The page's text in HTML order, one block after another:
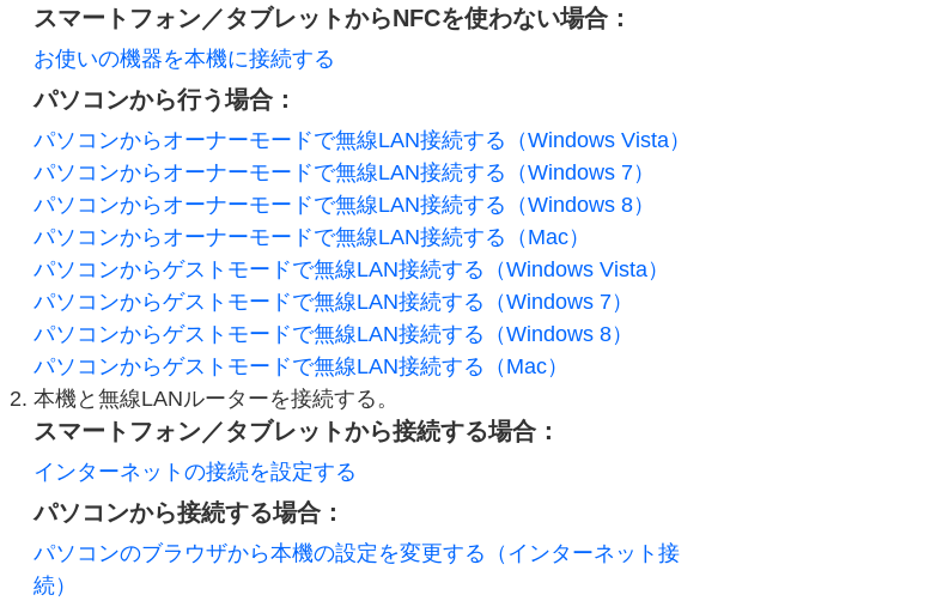
スマートフォン／タブレットからNFCを使わない場合：
お使いの機器を本機に接続する
パソコンから行う場合：
パソコンからオーナーモードで無線LAN接続する（Windows Vista）
パソコンからオーナーモードで無線LAN接続する（Windows 7）
パソコンからオーナーモードで無線LAN接続する（Windows 8）
パソコンからオーナーモードで無線LAN接続する（Mac）
パソコンからゲストモードで無線LAN接続する（Windows Vista）
パソコンからゲストモードで無線LAN接続する（Windows 7）
パソコンからゲストモードで無線LAN接続する（Windows 8）
パソコンからゲストモードで無線LAN接続する（Mac）
本機と無線LANルーターを接続する。
スマートフォン／タブレットから接続する場合：
インターネットの接続を設定する
パソコンから接続する場合：
パソコンのブラウザから本機の設定を変更する（インターネット接
続）